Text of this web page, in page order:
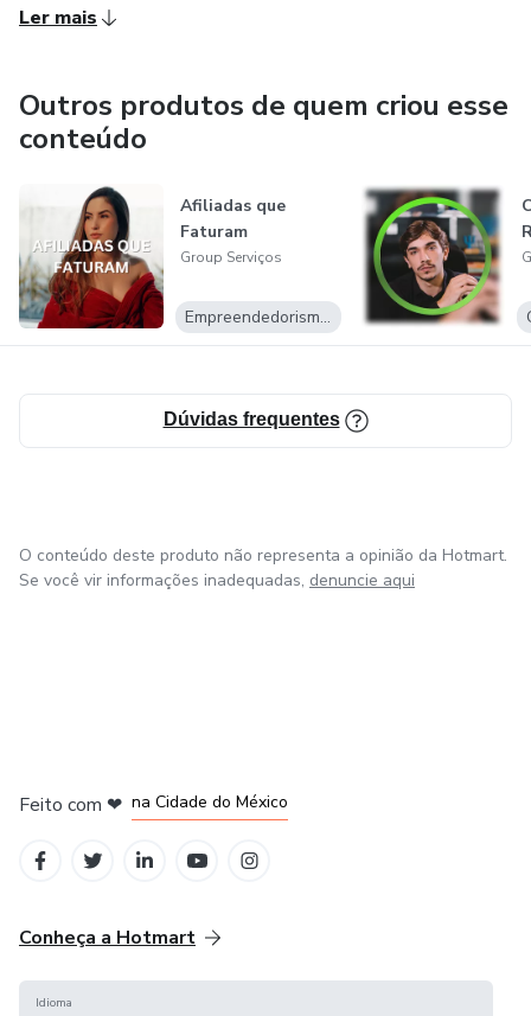
Ler mais
Outros produtos de quem criou esse
conteúdo
Afiliadas que
Faturam
Group Serviços
Empreendedorismo Digital
Dúvidas frequentes
O conteúdo deste produto não representa a opinião da Hotmart.
Se você vir informações inadequadas, denuncie aqui
Feito com ❤ na Cidade do México
Conheça a Hotmart
Idioma